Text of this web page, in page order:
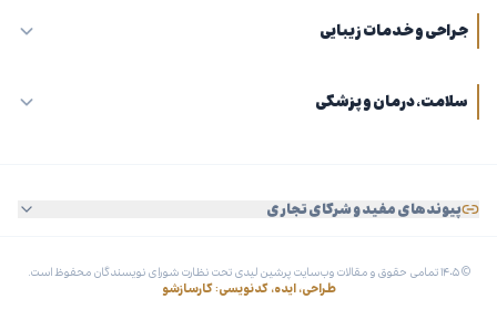
جراحی و خدمات زیبایی
سلامت، درمان و پزشکی
پیوندهای مفید و شرکای تجاری
© ۱۴۰۵ تمامی حقوق و مقالات وب‌سایت پرشین لیدی تحت نظارت شورای نویسندگان محفوظ است.
طراحی، ایده، کدنویسی: کارسازشو